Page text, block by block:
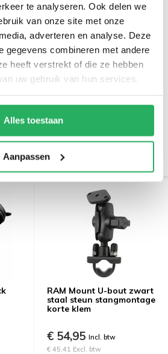
te analyseren. Ook delen we
van onze site met onze
adverteren en analyse. Deze
gegevens combineren met andere
heeft verstrekt of die ze hebben
uw gebruik van hun services.
Alles toestaan
Aanpassen
RAM Mount Small Tough-
€ 68,95
€ 56,98 Excl. btw
RAM Mount U-bout zwart
staal steun stangmontage
korte klem
€ 54,95 Incl. btw
€ 45,41 Excl. btw